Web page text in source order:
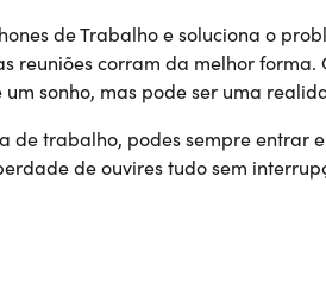
de Trabalho e soluciona o
reuniões corram da melhor forma.
sonho, mas pode ser uma
trabalho, podes sempre entrar
de ouvires tudo sem